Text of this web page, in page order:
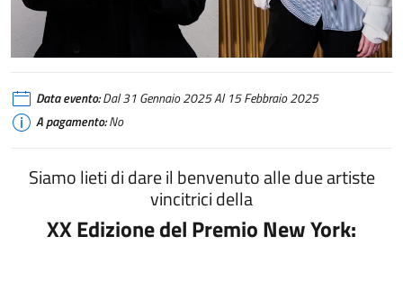
Data evento:Dal 31 Gennaio 2025 Al 15 Febbraio 2025
A pagamento:No
Siamo lieti di dare il benvenuto alle due artiste
vincitrici della
XX Edizione del Premio New York: